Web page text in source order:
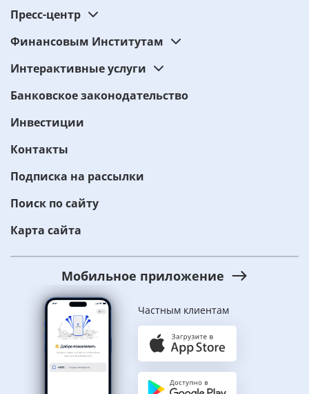
Пресс-центр
Финансовым Институтам
Интерактивные услуги
Банковское законодательство
Инвестиции
Контакты
Подписка на рассылки
Поиск по сайту
Карта сайта
Мобильное приложение
Частным клиентам